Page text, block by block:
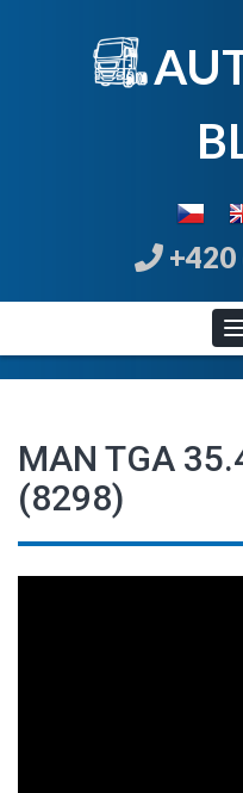
B
+420
MAN TGA
(8298)